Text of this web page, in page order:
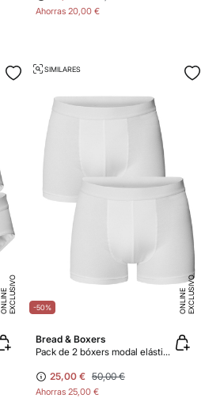
Ahorras 20,00 €
E
X
C
L
U
SI
V
O
O
N
LI
N
E -50% E
X
C
L
U
SI
V
O
O
N
LI
N
E
SIMILARES
Bread & Boxers
Pack de 2 bóxers modal elástico eco blancos
25,00 € 50,00 €
Ahorras 25,00 €